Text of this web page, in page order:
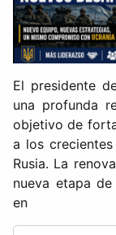
El presidente
una profunda
objetivo de
a los
Rusia. La
nueva etapa
en